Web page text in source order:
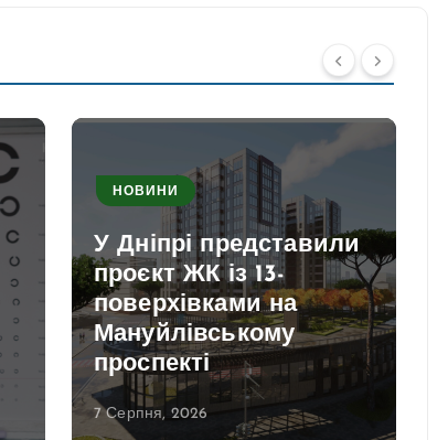
НОВИНИ
У Дніпрі представили
проєкт ЖК із 13-
поверхівками на
Мануйлівському
проспекті
7 Серпня, 2026